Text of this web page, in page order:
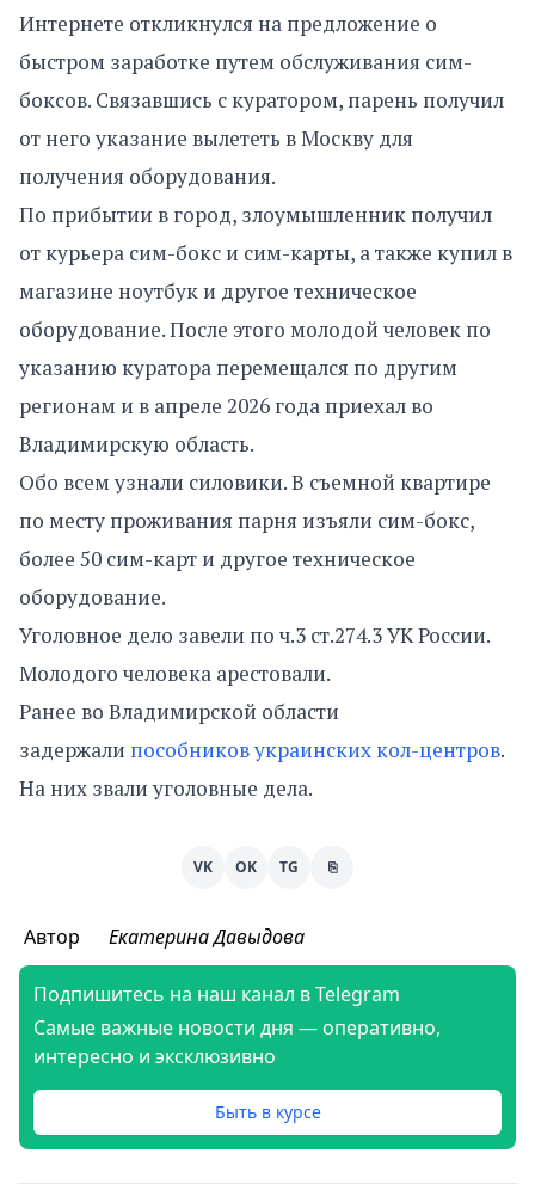
Интернете откликнулся на предложение о
быстром заработке путем обслуживания сим-
боксов. Связавшись с куратором, парень получил
от него указание вылететь в Москву для
получения оборудования.
По прибытии в город, злоумышленник получил
от курьера сим-бокс и сим-карты, а также купил в
магазине ноутбук и другое техническое
оборудование. После этого молодой человек по
указанию куратора перемещался по другим
регионам и в апреле 2026 года приехал во
Владимирскую область.
Обо всем узнали силовики. В съемной квартире
по месту проживания парня изъяли сим-бокс,
более 50 сим-карт и другое техническое
оборудование.
Уголовное дело завели по ч.3 ст.274.3 УК России.
Молодого человека арестовали.
Ранее во Владимирской области
задержали пособников украинских кол-центров.
На них звали уголовные дела.
VK OK TG ⎘
Автор Екатерина Давыдова
Подпишитесь на наш канал в Telegram
Самые важные новости дня — оперативно,
интересно и эксклюзивно
Быть в курсе